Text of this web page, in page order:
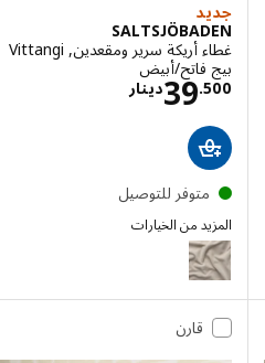
الخيار: SALTSJÖBADEN, غطاء كرسي ذو ذراعين, Tonerud رمادي
جديد
SALTSJÖBADEN
غطاء أريكة سرير ومقعدين, Vittangi
بيج فاتح/أبيض
دينار39.500 الاسعار دينار
متوفر للتوصيل
المزيد من الخيارات
SALTSJÖBADEN
قارن